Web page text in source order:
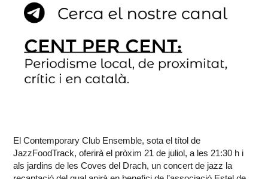
El Contemporary Club Ensemble, sota el títol de
JazzFoodTrack, oferirà el pròxim 21 de juliol, a les 21:30 h i
als jardins de les Coves del Drach, un concert de jazz la